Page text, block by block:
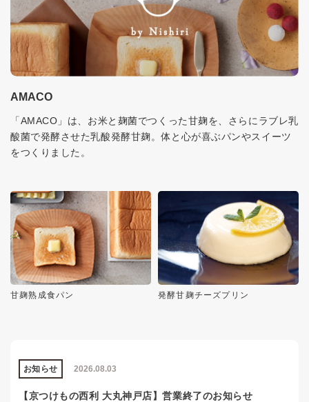
AMACO
「AMACO」は、お米と麹菌でつくった甘麹を、さらにラブレ乳
酸菌で発酵させた乳酸発酵甘麹。体と心が喜ぶパンやスイーツ
をつくりました。
甘麹熟成食パン 発酵甘麹チーズプリン
2026.08.03
お知らせ
【京つけもの西利 大丸神戸店】営業終了のお知らせ